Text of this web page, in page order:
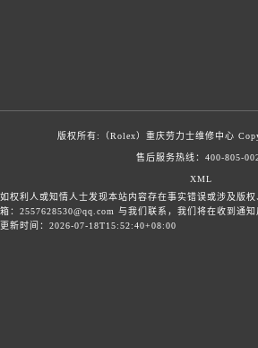
版权所有:（Rolex） 重庆劳力士维修中心
售后服务热线： 400-805-
XML
如权利人或知情人士发现本站内容存在事实错误或涉及版
箱：2557628530@qq.com 与我们联系，我们将在收到通
更新时间：2026-07-18T15:52:40+08:00